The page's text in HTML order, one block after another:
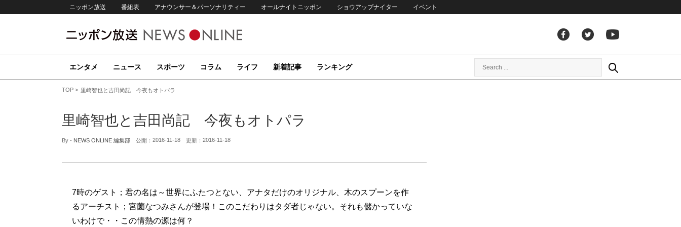
ニッポン放送 番組表 アナウンサー＆パーソナリティー オールナイトニッポン ショウアップナイター イベント
エンタメ ニュース スポーツ コラム ライフ 新着記事 ランキング
TOP 里崎智也と吉田尚記 今夜もオトパラ
里崎智也と吉田尚記 今夜もオトパラ
By - NEWS ONLINE 編集部 公開： 2016-11-18 更新： 2016-11-18
7時のゲスト；君の名は～世界にふたつとない、アナタだけのオリジナル、木のスプーンを作
るアーチスト；宮薗なつみさんが登場！このこだわりはタダ者じゃない。それも儲かっていな
いわけで・・この情熱の源は何？